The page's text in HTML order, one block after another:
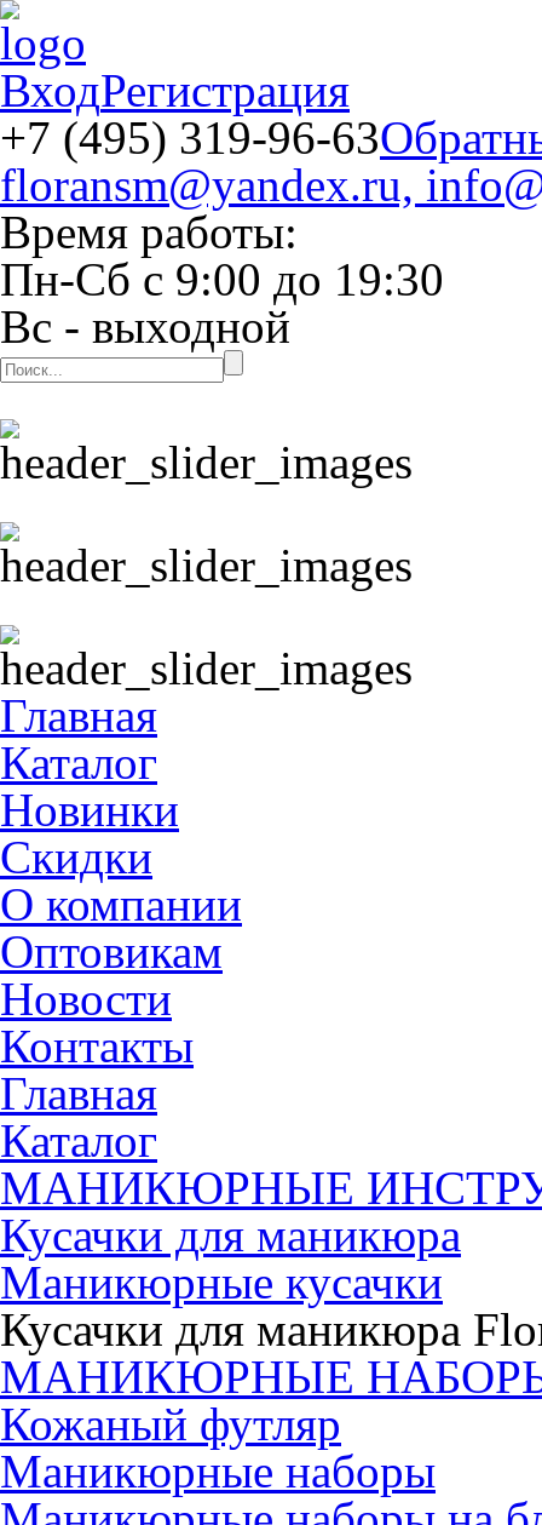
ВходРегистрация
+7 (495) 319-96-63
floransm@yandex.ru,
Время работы:
Пн-Сб с 9:00 до 19:30
Вс - выходной
Главная
Каталог
Новинки
Скидки
О компании
Оптовикам
Новости
Контакты
Главная
Каталог
МАНИКЮРНЫЕ
Кусачки для маникюра
Маникюрные кусачки
Кусачки для маникюра
МАНИКЮРНЫЕ
Кожаный футляр
Маникюрные наборы